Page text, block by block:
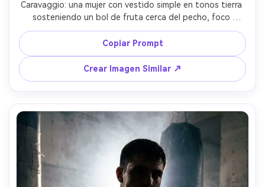
Caravaggio: una mujer con vestido simple en tonos tierra
sosteniendo un bol de fruta cerca del pecho, foco
dramático desde arriba a la derecha, fondo
completamente negro, contraste intenso, textura realista
de tela y detalles en la piel, tomada con Canon R3 50mm
f/1.4, plano tres cuartos, reflejos cálidos, sombras
profundas, atmósfera de museo --ar 4:5
Copiar Prompt
Crear Imagen Similar ↗